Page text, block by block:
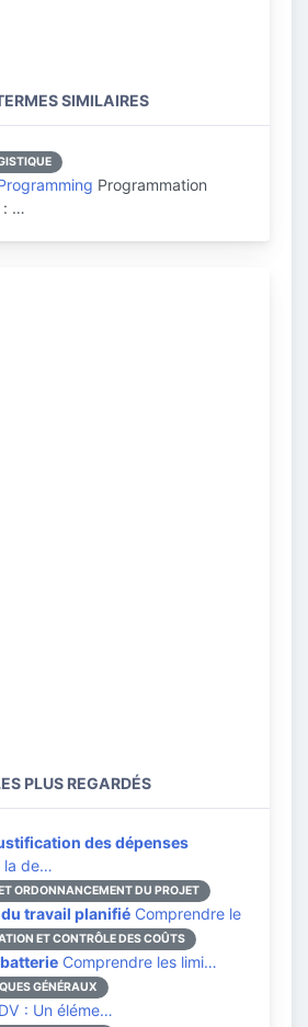
SIMILAIRES
Programmation
: …
PLUS REGARDÉS
des dépenses
la de…
ORDONNANCEMENT DU PROJET
travail planifié Comprendre le
ET CONTRÔLE DES COÛTS
Comprendre les limi…
GÉNÉRAUX
: Un éléme…